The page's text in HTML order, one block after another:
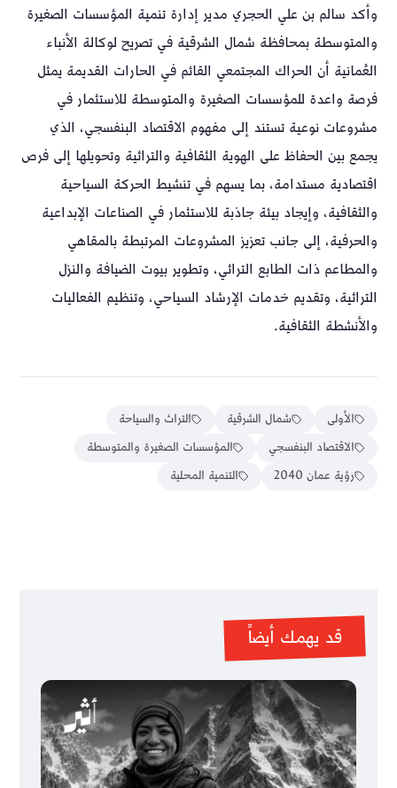
وأكد سالم بن علي الحجري مدير إدارة تنمية المؤسسات الصغيرة
والمتوسطة بمحافظة شمال الشرقية في تصريح لوكالة الأنباء
العُمانية أن الحراك المجتمعي القائم في الحارات القديمة يمثل
فرصة واعدة للمؤسسات الصغيرة والمتوسطة للاستثمار في
مشروعات نوعية تستند إلى مفهوم الاقتصاد البنفسجي، الذي
يجمع بين الحفاظ على الهوية الثقافية والتراثية وتحويلها إلى فرص
اقتصادية مستدامة، بما يسهم في تنشيط الحركة السياحية
والثقافية، وإيجاد بيئة جاذبة للاستثمار في الصناعات الإبداعية
والحرفية، إلى جانب تعزيز المشروعات المرتبطة بالمقاهي
والمطاعم ذات الطابع التراثي، وتطوير بيوت الضيافة والنزل
التراثية، وتقديم خدمات الإرشاد السياحي، وتنظيم الفعاليات
والأنشطة الثقافية.
الأولى شمال الشرقية
التراث والسياحة
الاقتصاد البنفسجي
المؤسسات الصغيرة والمتوسطة
رؤية عمان 2040
التنمية المحلية
قد يهمك أيضاً